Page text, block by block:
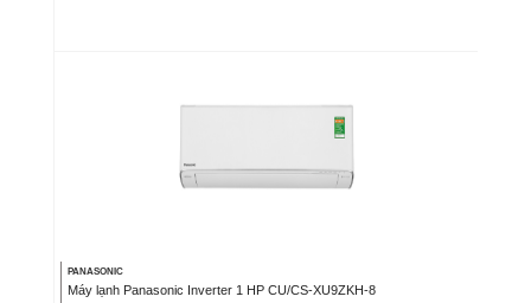
PANASONIC
Máy lạnh Panasonic Inverter 1 HP CU/CS-XU9ZKH-8